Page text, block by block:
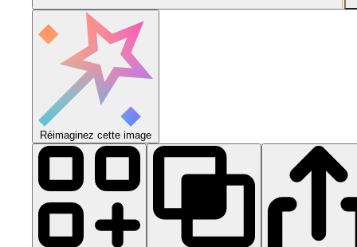
Réimaginez cette image